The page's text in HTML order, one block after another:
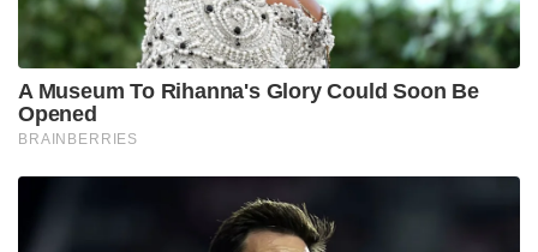
A Museum To Rihanna's Glory Could Soon Be
Opened
BRAINBERRIES